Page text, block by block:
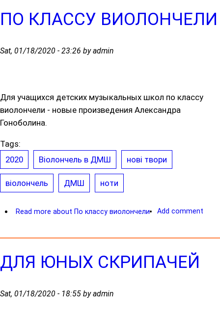
ПО КЛАССУ ВИОЛОНЧЕЛИ
Sat, 01/18/2020 - 23:26 by admin
Для учащихся детских музыкальных школ по классу
виолончели - новые произведения Александра
Гоноболина.
Tags:
2020
Віолончель в ДМШ нові твори
віолончель ДМШ ноти
Read more about По классу виолончели Add comment
ДЛЯ ЮНЫХ СКРИПАЧЕЙ
Sat, 01/18/2020 - 18:55 by admin